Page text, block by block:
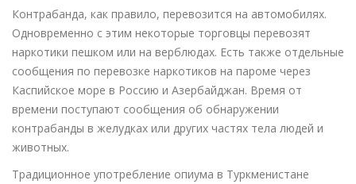
Контрабанда, как правило, перевозится на автомобилях.
Одновременно с этим некоторые торговцы перевозят
наркотики пешком или на верблюдах. Есть также отдельные
сообщения по перевозке наркотиков на пароме через
Каспийское море в Россию и Азербайджан. Время от
времени поступают сообщения об обнаружении
контрабанды в желудках или других частях тела людей и
животных.
Традиционное употребление опиума в Туркменистане